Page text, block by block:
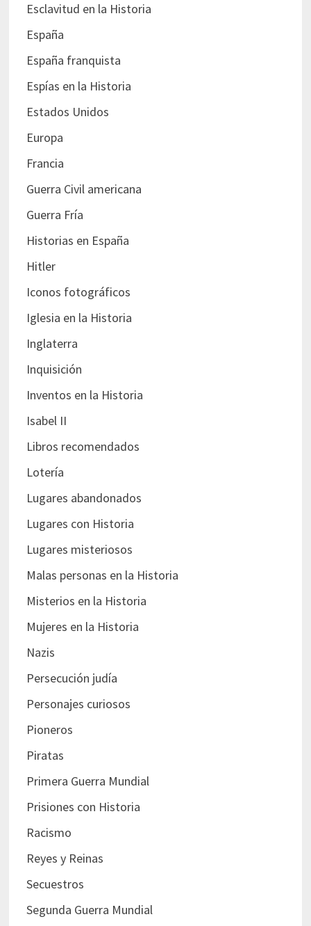
Esclavitud en la Historia
España
España franquista
Espías en la Historia
Estados Unidos
Europa
Francia
Guerra Civil americana
Guerra Fría
Historias en España
Hitler
Iconos fotográficos
Iglesia en la Historia
Inglaterra
Inquisición
Inventos en la Historia
Isabel II
Libros recomendados
Lotería
Lugares abandonados
Lugares con Historia
Lugares misteriosos
Malas personas en la Historia
Misterios en la Historia
Mujeres en la Historia
Nazis
Persecución judía
Personajes curiosos
Pioneros
Piratas
Primera Guerra Mundial
Prisiones con Historia
Racismo
Reyes y Reinas
Secuestros
Segunda Guerra Mundial